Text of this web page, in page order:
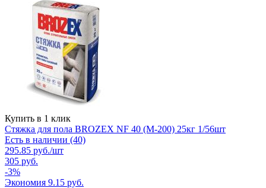
Купить в 1 клик
Стяжка для пола BROZEX NF 40 (М-200) 25кг 1/56шт
Есть в наличии (40)
295.85 руб./шт
305 руб.
-3%
Экономия 9.15 руб.